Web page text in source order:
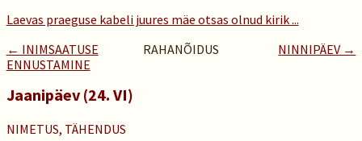
Laevas praeguse kabeli juures mäe otsas olnud kirik ...
← INIMSAATUSE
ENNUSTAMINE
NINNIPÄEV →
RAHANÕIDUS
Jaanipäev (24. VI)
NIMETUS, TÄHENDUS